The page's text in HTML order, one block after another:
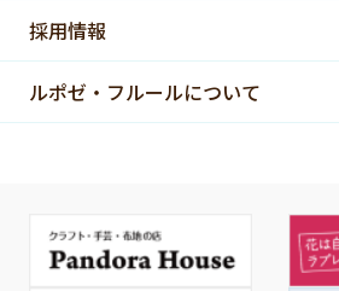
採用情報
ルポゼ・フルールについて